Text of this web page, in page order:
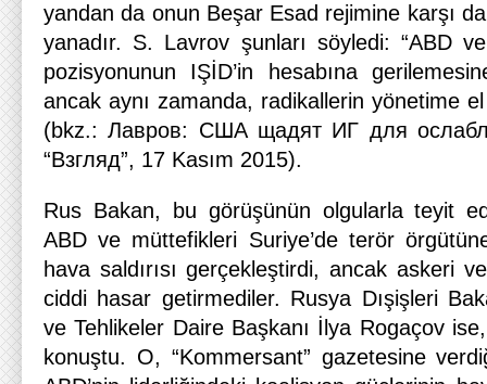
yandan da onun Beşar Esad rejimine karşı
yanadır. S. Lavrov şunları söyledi: “ABD
pozisyonunun IŞİD’in hesabına
ancak aynı zamanda, radikallerin yönetime el
(bkz.: Лавров: США щадят ИГ для
“Взгляд”, 17 Kasım 2015).
Rus Bakan, bu görüşünün olgularla teyit
ABD ve müttefikleri Suriye’de terör
hava saldırısı gerçekleştirdi, ancak askeri
ciddi hasar getirmediler. Rusya Dışişleri
ve Tehlikeler Daire Başkanı İlya Rogaçov
konuştu. O, “Kommersant” gazetesine